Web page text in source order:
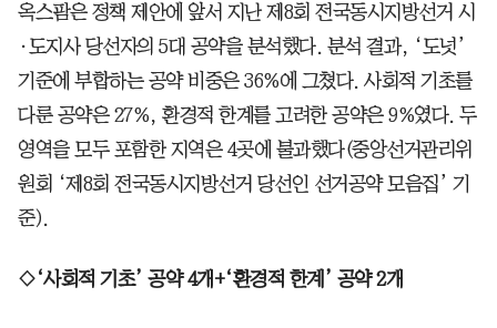
옥스팜은 정책 제안에 앞서 지난 제8회 전국동시지방선거 시
·도지사 당선자의 5대 공약을 분석했다. 분석 결과, ‘도넛’
기준에 부합하는 공약 비중은 36%에 그쳤다. 사회적 기초를
다룬 공약은 27%, 환경적 한계를 고려한 공약은 9%였다. 두
영역을 모두 포함한 지역은 4곳에 불과했다(중앙선거관리위
원회 ‘제8회 전국동시지방선거 당선인 선거공약 모음집’ 기
준).
◇‘사회적 기초’ 공약 4개+‘환경적 한계’ 공약 2개